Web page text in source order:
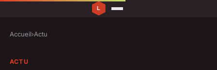
Accueil›Actu
ACTU